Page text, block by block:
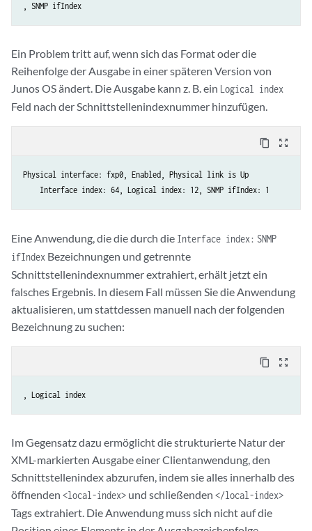
, SNMP ifIndex
Ein Problem tritt auf, wenn sich das Format oder die
Reihenfolge der Ausgabe in einer späteren Version von
Junos OS ändert. Die Ausgabe kann z. B. ein Logical index
Feld nach der Schnittstellenindexnummer hinzufügen.
content_copy zoom_out_map
Physical interface: fxp0, Enabled, Physical link is Up
Eine Anwendung, die die durch die Interface index: SNMP
ifIndex Bezeichnungen und getrennte
Schnittstellenindexnummer extrahiert, erhält jetzt ein
falsches Ergebnis. In diesem Fall müssen Sie die Anwendung
aktualisieren, um stattdessen manuell nach der folgenden
Bezeichnung zu suchen:
content_copy zoom_out_map
, Logical index
Im Gegensatz dazu ermöglicht die strukturierte Natur der
XML-markierten Ausgabe einer Clientanwendung, den
Schnittstellenindex abzurufen, indem sie alles innerhalb des
öffnenden <local-index> und schließenden </local-index>
Tags extrahiert. Die Anwendung muss sich nicht auf die